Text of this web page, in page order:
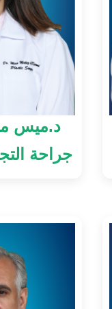
د.ميس
جراحة